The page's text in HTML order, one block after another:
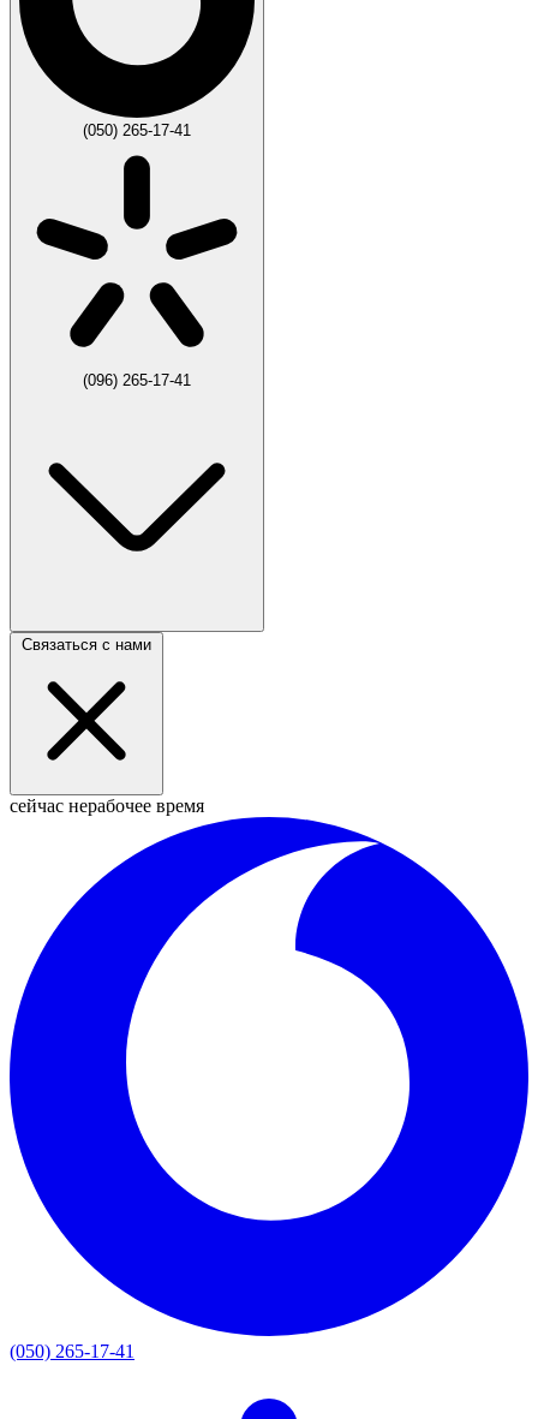
(050) 265-17-41
(096) 265-17-41
Связаться с нами
сейчас нерабочее время
(050) 265-17-41